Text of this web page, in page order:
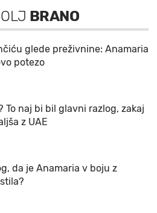
BRANO
glede preživnine: Anamaria
potezo
To naj bi bil glavni razlog, zakaj
z UAE
da je Anamaria v boju z